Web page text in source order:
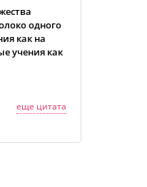
одного
как на
учения как
еще цитата